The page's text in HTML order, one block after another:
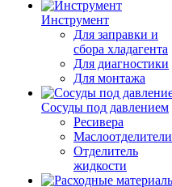
Инструмент
Для заправки и
сбора хладагента
Для диагностики
Для монтажа
Сосуды под давлением
Ресивера
Маслоотделители
Отделитель
жидкости